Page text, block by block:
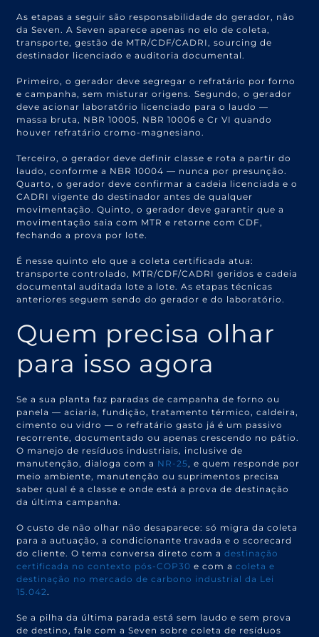
As etapas a seguir são responsabilidade do gerador, não
da Seven. A Seven aparece apenas no elo de coleta,
transporte, gestão de MTR/CDF/CADRI, sourcing de
destinador licenciado e auditoria documental.
Primeiro, o gerador deve segregar o refratário por forno
e campanha, sem misturar origens. Segundo, o gerador
deve acionar laboratório licenciado para o laudo —
massa bruta, NBR 10005, NBR 10006 e Cr VI quando
houver refratário cromo-magnesiano.
Terceiro, o gerador deve definir classe e rota a partir do
laudo, conforme a NBR 10004 — nunca por presunção.
Quarto, o gerador deve confirmar a cadeia licenciada e o
CADRI vigente do destinador antes de qualquer
movimentação. Quinto, o gerador deve garantir que a
movimentação saia com MTR e retorne com CDF,
fechando a prova por lote.
É nesse quinto elo que a coleta certificada atua:
transporte controlado, MTR/CDF/CADRI geridos e cadeia
documental auditada lote a lote. As etapas técnicas
anteriores seguem sendo do gerador e do laboratório.
Quem precisa olhar
para isso agora
Se a sua planta faz paradas de campanha de forno ou
panela — aciaria, fundição, tratamento térmico, caldeira,
cimento ou vidro — o refratário gasto já é um passivo
recorrente, documentado ou apenas crescendo no pátio.
O manejo de resíduos industriais, inclusive de
manutenção, dialoga com a NR-25, e quem responde por
meio ambiente, manutenção ou suprimentos precisa
saber qual é a classe e onde está a prova de destinação
da última campanha.
O custo de não olhar não desaparece: só migra da coleta
para a autuação, a condicionante travada e o scorecard
do cliente. O tema conversa direto com adestinação
certificada no contexto pós-COP30 e com acoleta e
destinação no mercado de carbono industrial da Lei
15.042.
Se a pilha da última parada está sem laudo e sem prova
de destino, fale com a Seven sobre coleta de resíduos